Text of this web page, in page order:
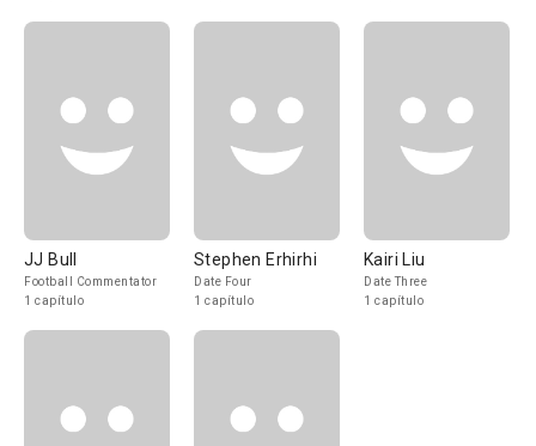
JJ Bull
Football Commentator
1 capítulo
Stephen Erhirhi
Date Four
1 capítulo
Kairi Liu
Date Three
1 capítulo